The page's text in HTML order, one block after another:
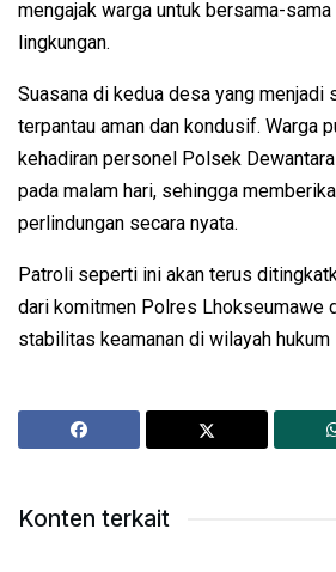
mengajak warga untuk bersama-sama
lingkungan.
Suasana di kedua desa yang menjadi
terpantau aman dan kondusif. Warga
kehadiran personel Polsek
pada malam hari, sehingga
perlindungan secara nyata.
Patroli seperti ini akan terus
dari komitmen Polres Lhokseumawe
stabilitas keamanan di wilayah hukum
Konten terkait